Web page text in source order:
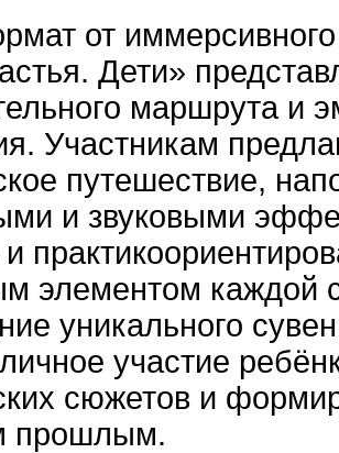
от иммерсивного
Дети»
маршрута и
Участникам
путешествие,
и звуковыми
элементом каждой
уникального
участие
сюжетов и
прошлым.